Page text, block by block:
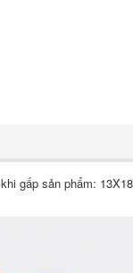
gấp sản phẩm: